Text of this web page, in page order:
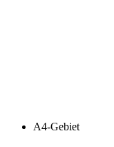
A4-Gebiet